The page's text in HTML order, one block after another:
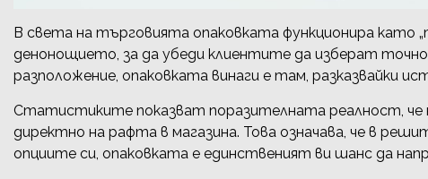
В света на търговията опаковката функционира като
денонощието, за да убеди клиентите да изберат
разположение, опаковката винаги е там, разказвайки
Статистиките показват поразителната реалност, че
директно на рафта в магазина. Това означава, че в
опциите си, опаковката е единственият ви шанс да